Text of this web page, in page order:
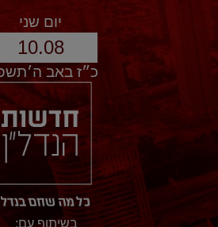
יום שני
10.08
כ״ז באב
בשיתוף עם: